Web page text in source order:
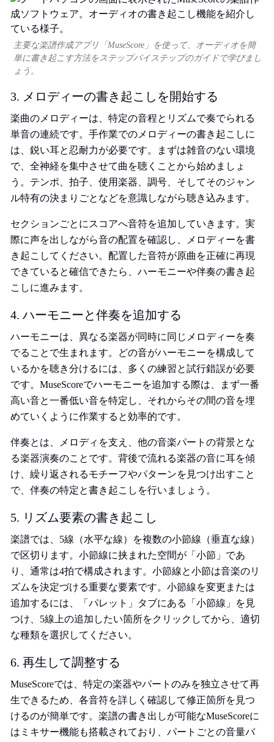
主要な楽譜作成アプリ「MuseScore」を使って、オーディオを簡
単に書き起こす方法をステップバイステップのガイドで学びまし
ょう。
3. メロディーの書き起こしを開始する
楽曲のメロディーは、特定の音程とリズムで奏でられる
単音の連続です。手作業でのメロディーの書き起こしに
は、鋭い耳と忍耐力が必要です。まずは雑音のない環境
で、全神経を集中させて曲を聴くことから始めましょ
う。テンポ、拍子、使用楽器、調号、そしてそのジャン
ル特有の決まりごとなどを意識しながら聴き込みます。
セクションごとにスコアへ音符を追加していきます。実
際に声を出しながら音の配置を確認し、メロディーを書
き起こしてください。配置した音符が原曲を正確に再現
できていると確信できたら、ハーモニーや伴奏の書き起
こしに進みます。
4. ハーモニーと伴奏を追加する
ハーモニーは、異なる楽器が同時に同じメロディーを奏
でることで生まれます。どの音がハーモニーを構成して
いるかを聴き分けるには、多くの練習と試行錯誤が必要
です。MuseScoreでハーモニーを追加する際は、まず一番
高い音と一番低い音を特定し、それからその間の音を埋
めていくように作業すると効率的です。
伴奏とは、メロディを支え、他の音楽パートの背景とな
る楽器演奏のことです。背後で流れる楽器の音に耳を傾
け、繰り返されるモチーフやパターンを見つけ出すこと
で、伴奏の特定と書き起こしを行いましょう。
5. リズム要素の書き起こし
楽譜では、5線（水平な線）を複数の小節線（垂直な線）
で区切ります。小節線に挟まれた空間が「小節」であ
り、通常は4拍で構成されます。小節線と小節は音楽のリ
ズムを決定づける重要な要素です。小節線を変更または
追加するには、「パレット」タブにある「小節線」を見
つけ、5線上の追加したい箇所をクリックしてから、適切
な種類を選択してください。
6. 再生して調整する
MuseScoreでは、特定の楽器やパートのみを独立させて再
生できるため、各音符を詳しく確認して修正箇所を見つ
けるのが簡単です。楽譜の書き出しが可能なMuseScoreに
はミキサー機能も搭載されており、パートごとの音量バ